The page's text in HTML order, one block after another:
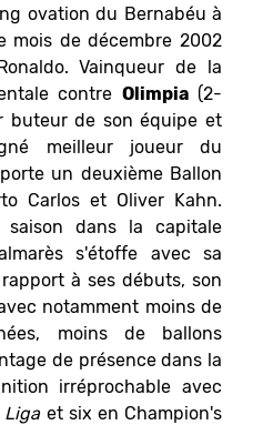
ovation du Bernabéu à
mois de décembre 2002
Vainqueur de la
contre Olimpia(2-
buteur de son équipe et
meilleur joueur du
un deuxième Ballon
Carlos et Oliver Kahn.
saison dans la capitale
s'étoffe avec sa
à ses débuts, son
notamment moins de
moins de ballons
de présence dans la
irréprochable avec
Ligaet six en Champion's